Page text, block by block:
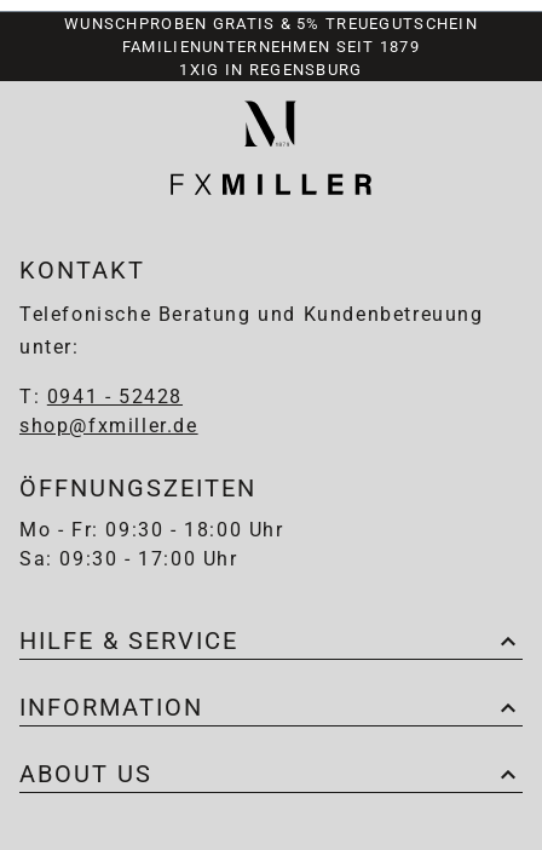
WUNSCHPROBEN GRATIS & 5% TREUEGUTSCHEIN
FAMILIENUNTERNEHMEN SEIT 1879
1XIG IN REGENSBURG
KONTAKT
Telefonische Beratung und Kundenbetreuung
unter:
T: 0941 - 52428
shop@fxmiller.de
ÖFFNUNGSZEITEN
Mo - Fr: 09:30 - 18:00 Uhr
Sa: 09:30 - 17:00 Uhr
HILFE & SERVICE
INFORMATION
ABOUT US